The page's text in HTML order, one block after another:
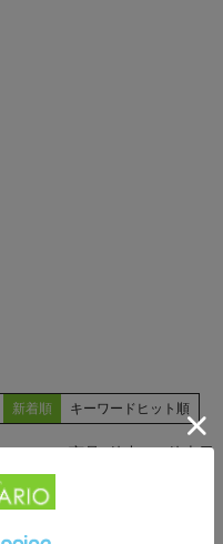
新着順 キーワードヒット順
3件中 1-3件表示